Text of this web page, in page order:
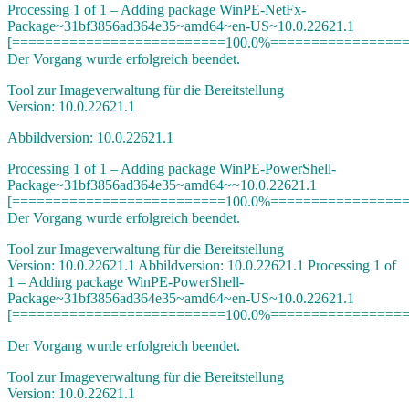
Processing 1 of 1 – Adding package WinPE-NetFx-
Package~31bf3856ad364e35~amd64~en-US~10.0.22621.1
Der Vorgang wurde erfolgreich beendet.
Tool zur Imageverwaltung für die Bereitstellung
Version: 10.0.22621.1
Abbildversion: 10.0.22621.1
Processing 1 of 1 – Adding package WinPE-PowerShell-
Package~31bf3856ad364e35~amd64~~10.0.22621.1
Der Vorgang wurde erfolgreich beendet.
Tool zur Imageverwaltung für die Bereitstellung
Version: 10.0.22621.1 Abbildversion: 10.0.22621.1 Processing 1 of
1 – Adding package WinPE-PowerShell-
Package~31bf3856ad364e35~amd64~en-US~10.0.22621.1
Der Vorgang wurde erfolgreich beendet.
Tool zur Imageverwaltung für die Bereitstellung
Version: 10.0.22621.1